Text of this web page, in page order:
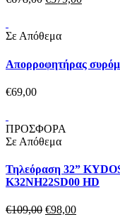
Σε Απόθεμα
Απορροφητήρας
€69,00
ΠΡΟΣΦΟΡΑ
Σε Απόθεμα
Τηλεόραση 32”
K32NH22SD00 HD
€109,00 €98,00